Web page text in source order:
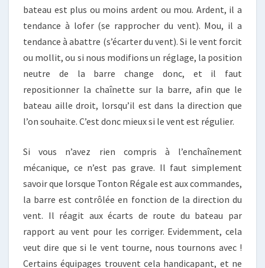
bateau est plus ou moins ardent ou mou. Ardent, il a
tendance à lofer (se rapprocher du vent). Mou, il a
tendance à abattre (s’écarter du vent). Si le vent forcit
ou mollit, ou si nous modifions un réglage, la position
neutre de la barre change donc, et il faut
repositionner la chaînette sur la barre, afin que le
bateau aille droit, lorsqu’il est dans la direction que
l’on souhaite. C’est donc mieux si le vent est régulier.
Si vous n’avez rien compris à l’enchaînement
mécanique, ce n’est pas grave. Il faut simplement
savoir que lorsque Tonton Régale est aux commandes,
la barre est contrôlée en fonction de la direction du
vent. Il réagit aux écarts de route du bateau par
rapport au vent pour les corriger. Evidemment, cela
veut dire que si le vent tourne, nous tournons avec !
Certains équipages trouvent cela handicapant, et ne